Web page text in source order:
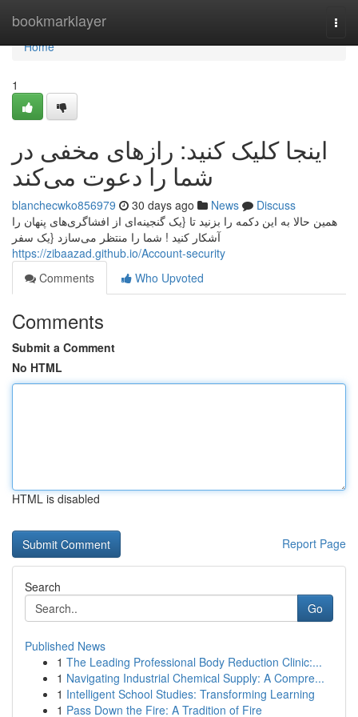
bookmarklayer
Home
Home
1
اینجا کلیک کنید: رازهای مخفی در
شما را دعوت می‌کند
blanchecwko856979 30 days ago News
Discuss
همین حالا به این دکمه را بزنید تا {یک گنجینه‌ای از افشاگری‌های پنهان را
آشکار کنید ! شما را منتظر می‌سازد {یک سفر
https://zibaazad.github.io/Account-security
Comments
Who Upvoted
Comments
Submit a Comment
No HTML
HTML is disabled
Report Page
Search
Go
Published News
1 The Leading Professional Body Reduction Clinic:...
1 Navigating Industrial Chemical Supply: A Compre...
1 Intelligent School Studies: Transforming Learning
1 Pass Down the Fire: A Tradition of Fire